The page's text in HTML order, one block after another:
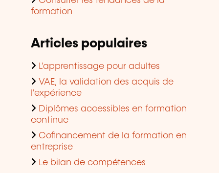
formation
Articles populaires
L'apprentissage pour adultes
VAE, la validation des acquis de
l'expérience
Diplômes accessibles en formation
continue
Cofinancement de la formation en
entreprise
Le bilan de compétences